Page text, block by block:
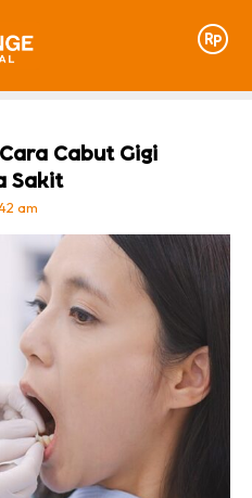
Cabut Gigi
Sakit
am